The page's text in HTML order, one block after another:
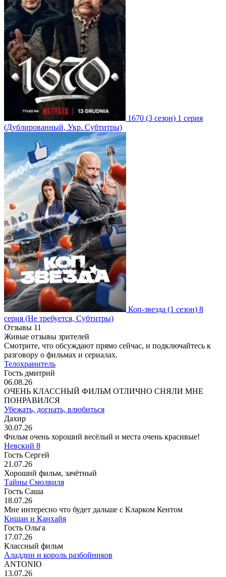
1670 (3 сезон) 1 серия
(Дублированный, Укр. Субтитры)
Коп-звезда (1 сезон) 8
серия (Не требуется, Субтитры)
Отзывы 11
Живые отзывы зрителей
Смотрите, что обсуждают прямо сейчас, и подключайтесь к
разговору о фильмах и сериалах.
Телохранитель
Гость дмитрий
06.08.26
ОЧЕНЬ КЛАССНЫЙ ФИЛЬМ ОТЛИЧНО СНЯЛИ МНЕ
ПОНРАВИЛСЯ
Убежать, догнать, влюбиться
Дахир
30.07.26
Фильм очень хороший весёлый и места очень красивые!
Невский 8
Гость Сергей
21.07.26
Хороший фильм, зачётный
Тайны Смолвиля
Гость Саша
18.07.26
Мне интересно что будет дальше с Кларком Кентом
Кишан и Канхайя
Гость Ольга
17.07.26
Классный фильм
Аладдин и король разбойников
ANTONIO
13.07.26